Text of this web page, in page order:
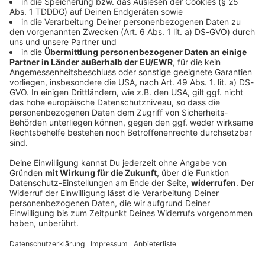
Bayern
Fünf Schwerverletzte bei Verkehrsunfall bei
Straubing
Zwei Fahrer aus Tschechien sind in Ostbayern mit
ihren Fahrzeugen frontal zusammengestoßen. Ein